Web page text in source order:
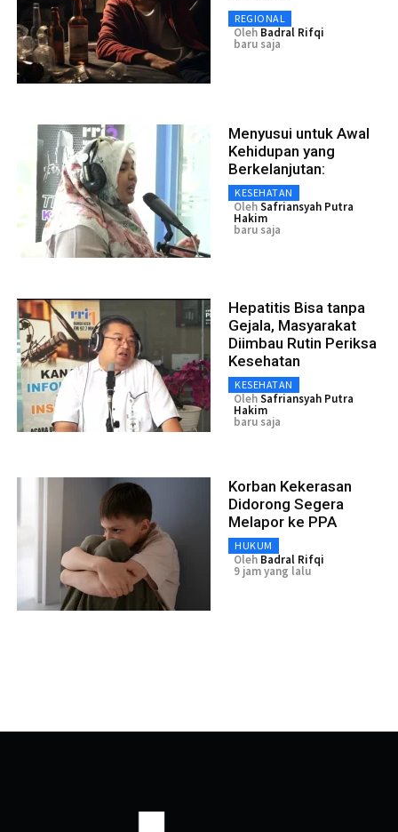
REGIONAL
Oleh Badral Rifqi
baru saja
Menyusui untuk Awal
Kehidupan yang
Berkelanjutan:
KESEHATAN
OlehSafriansyah Putra
Hakim
baru saja
Hepatitis Bisa tanpa
Gejala, Masyarakat
Diimbau Rutin Periksa
Kesehatan
KESEHATAN
OlehSafriansyah Putra
Hakim
baru saja
Korban Kekerasan
Didorong Segera
Melapor ke PPA
HUKUM
Oleh Badral Rifqi
9 jam yang lalu